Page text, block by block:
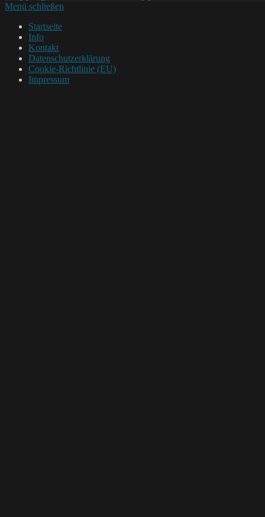
Menü schließen
Startseite
Info
Kontakt
Datenschutzerklärung
Cookie-Richtlinie (EU)
Impressum